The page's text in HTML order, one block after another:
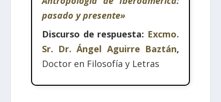
pasado y presente»
Discurso de respuesta: Excmo.
Sr. Dr. Ángel Aguirre Baztán,
Doctor en Filosofía y Letras